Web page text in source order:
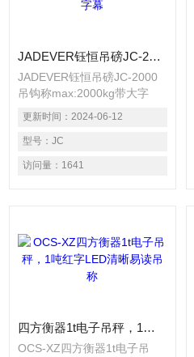
JADEVER钰恒吊磅JC-2000吊钩称max:2000kg带大字幕
JADEVER钰恒吊磅JC-2000
吊钩称max:2000kg带大字
幕，上海麻豆精品国产自产在
线观看实业发展有限公司为
JADEVER钰恒电子秤上海地
区授权代理商，为客户提供各
类国产麻豆视频入口，麻豆日
更新时间： 2024-06-12
型号： JC
访问量： 1641
四方衡器1t电子吊秤，1吨红字LED清晰易读吊称
OCS-XZ四方衡器1t电子吊